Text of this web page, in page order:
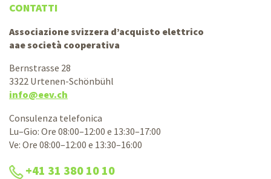
CONTATTI
Associazione svizzera d’acquisto elettrico
aae società cooperativa
Bernstrasse 28
3322 Urtenen-Schönbühl
info@eev.ch
Consulenza telefonica
Lu–Gio: Ore 08:00–12:00 e 13:30–17:00
Ve: Ore 08:00–12:00 e 13:30–16:00
+41 31 380 10 10